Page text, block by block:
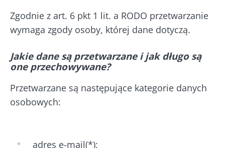
Zgodnie z art. 6 pkt 1 lit. a RODO przetwarzanie
wymaga zgody osoby, której dane dotyczą.
Jakie dane są przetwarzane i jak długo są
one przechowywane?
Przetwarzane są następujące kategorie danych
osobowych:
adres e-mail(*);